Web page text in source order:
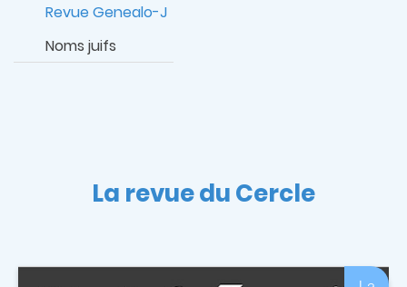
Revue Genealo-J
Noms juifs
La revue du Cercle